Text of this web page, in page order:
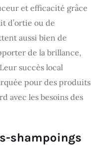
et efficacité grâce
d’ortie ou de
aussi bien de
de la brillance,
succès local
pour des produits
avec les besoins des
shampoings